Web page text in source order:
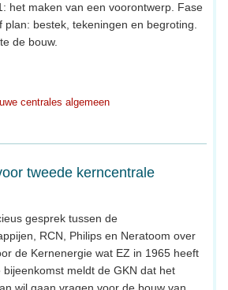
het maken van een voorontwerp. Fase
plan: bestek, tekeningen en begroting.
de bouw.
centrales algemeen
tweede kerncentrale
gesprek tussen de
RCN, Philips en Neratoom over
de Kernenergie wat EZ in 1965 heeft
meldt de GKN dat het